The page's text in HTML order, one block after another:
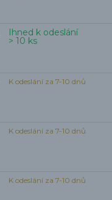
Ihned k odeslání
> 10 ks
K odeslání za 7-10 dnů
K odeslání za 7-10 dnů
K odeslání za 7-10 dnů